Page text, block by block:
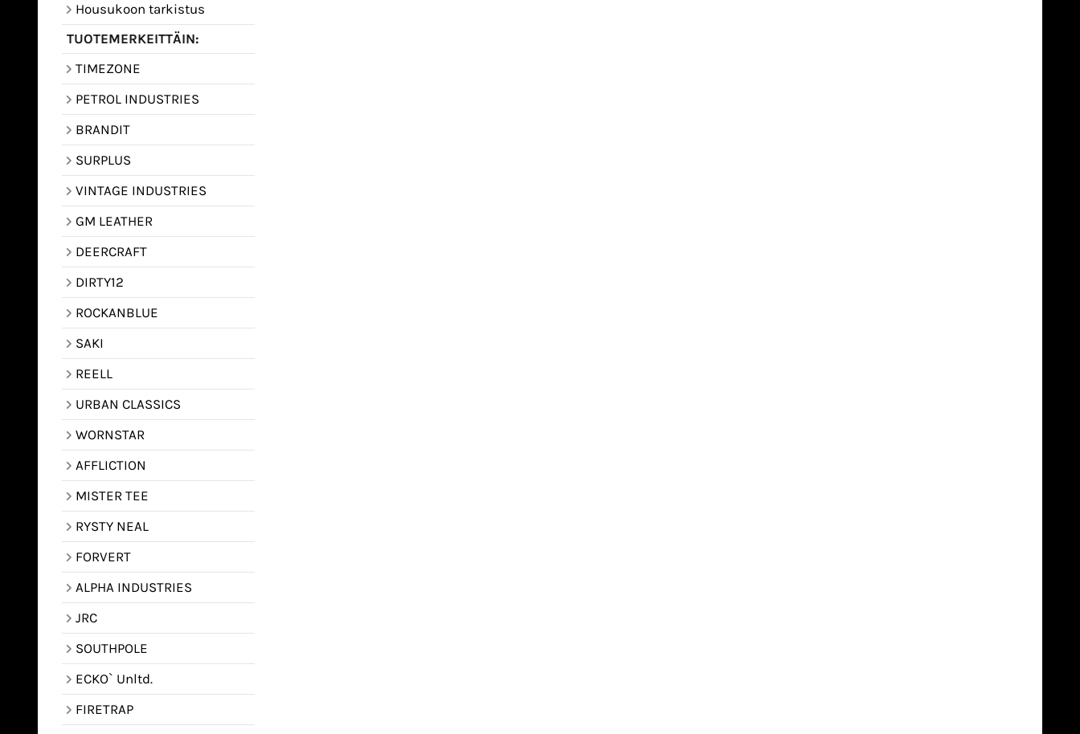
Housukoon tarkistus
TUOTEMERKEITTÄIN:
TIMEZONE
PETROL INDUSTRIES
BRANDIT
SURPLUS
VINTAGE INDUSTRIES
GM LEATHER
DEERCRAFT
DIRTY12
ROCKANBLUE
SAKI
REELL
URBAN CLASSICS
WORNSTAR
AFFLICTION
MISTER TEE
RYSTY NEAL
FORVERT
ALPHA INDUSTRIES
JRC
SOUTHPOLE
ECKO` Unltd.
FIRETRAP